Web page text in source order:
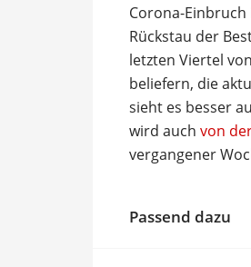
Corona-
Rückstau der
letzten Viertel
beliefern, die
sieht es besser
wird auch von
vergangener
Passend dazu